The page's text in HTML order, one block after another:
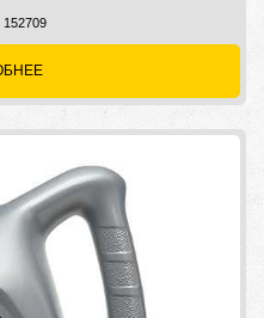
152709